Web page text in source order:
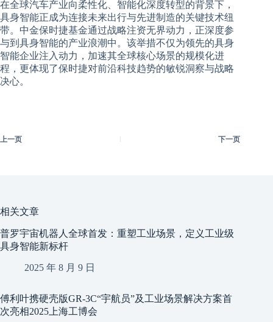
在全球汽车产业向柔性化、智能化深度转型的背景下，
具身智能正成为连接未来出行与先进制造的关键技术纽
带。中金保时捷基金通过战略注资无界动力，正深度参
与到具身智能的产业浪潮中。该举措不仅为领先的具身
智能企业注入动力，加速其全球核心场景的规模化进
程，更体现了保时捷对前沿科技趋势的敏锐洞察与战略
决心。
上一页 下一页
相关文章
普罗宇宙机器人全球首发：重塑工业场景，定义工业级
具身智能新标杆
2025 年 8 月 9 日
傅利叶携硬壳版GR-3C“宇航员”及工业场景解决方案首
次亮相2025上海工博会